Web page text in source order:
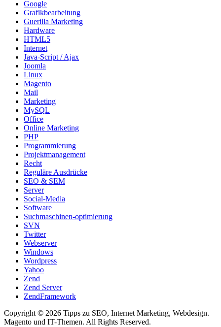
Google
Grafikbearbeitung
Guerilla Marketing
Hardware
HTML5
Internet
Java-Script / Ajax
Joomla
Linux
Magento
Mail
Marketing
MySQL
Office
Online Marketing
PHP
Programmierung
Projektmanagement
Recht
Reguläre Ausdrücke
SEO & SEM
Server
Social-Media
Software
Suchmaschinen-optimierung
SVN
Twitter
Webserver
Windows
Wordpress
Yahoo
Zend
Zend Server
ZendFramework
Copyright © 2026 Tipps zu SEO, Internet Marketing, Webdesign.
Magento und IT-Themen. All Rights Reserved.